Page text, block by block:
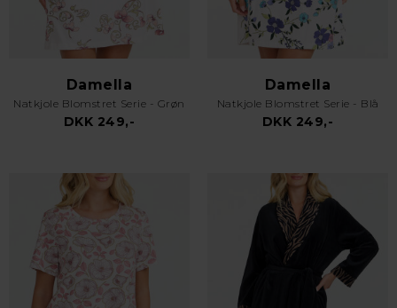
Damella
Natkjole Blomstret Serie - Grøn
DKK 249,-
Damella
Natkjole Blomstret Serie - Blå
DKK 249,-